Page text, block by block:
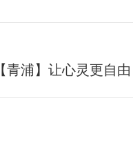
【青浦】让心灵更自